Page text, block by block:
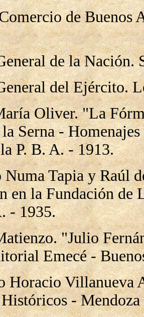
de Buenos
de la Nación.
del Ejército.
Oliver. "La
Serna -
P. B. A. - 1913.
Numa Tapia y Raúl
en la Fundación de
- 1935.
"Julio
Emecé -
Horacio Villanueva
-